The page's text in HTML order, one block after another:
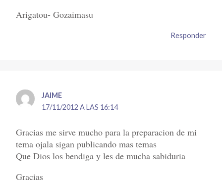
Arigatou- Gozaimasu
Responder
JAIME
17/11/2012 A LAS 16:14
Gracias me sirve mucho para la preparacion de mi
tema ojala sigan publicando mas temas
Que Dios los bendiga y les de mucha sabiduria
Gracias